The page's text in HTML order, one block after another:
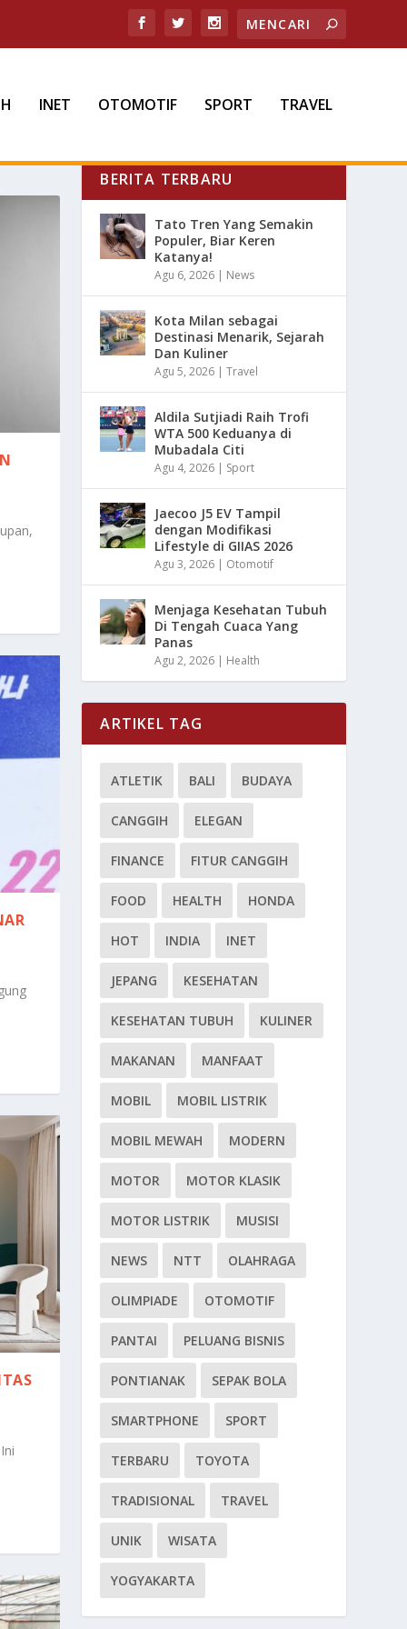
INET OTOMOTIF SPORT TRAVEL
BERITA TERBARU
Tato Tren Yang Semakin
Populer, Biar Keren
Katanya!
Agu 6, 2026 | News
Kota Milan sebagai
Destinasi Menarik, Sejarah
Dan Kuliner
Agu 5, 2026 |Travel
Aldila Sutjiadi Raih Trofi
WTA 500 Keduanya di
Mubadala Citi
Agu 4, 2026 | Sport
Jaecoo J5 EV Tampil
dengan Modifikasi
Lifestyle di GIIAS 2026
Agu 3, 2026 | Otomotif
Menjaga Kesehatan Tubuh
Di Tengah Cuaca Yang
Panas
Agu 2, 2026 | Health
ARTIKEL TAG
ATLETIK BALI BUDAYA
CANGGIH ELEGAN
FINANCE FITUR CANGGIH
FOOD HEALTH HONDA
HOT INDIA INET
JEPANG KESEHATAN
KESEHATAN TUBUH KULINER
MAKANAN MANFAAT
MOBIL MOBIL LISTRIK
MOBIL MEWAH MODERN
MOTOR MOTOR KLASIK
MOTOR LISTRIK MUSISI
NEWS NTT OLAHRAGA
OLIMPIADE OTOMOTIF
PANTAI PELUANG BISNIS
PONTIANAK SEPAK BOLA
SMARTPHONE SPORT
TERBARU TOYOTA
TRADISIONAL TRAVEL
UNIK WISATA
YOGYAKARTA